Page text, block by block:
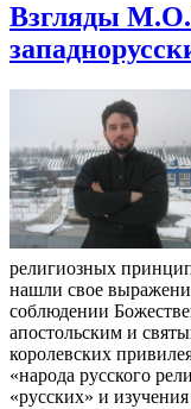
Взгляды М.О.
религиозных
нашли свое
соблюдении
апостольским и
королевских
«народа русского
«русских» и